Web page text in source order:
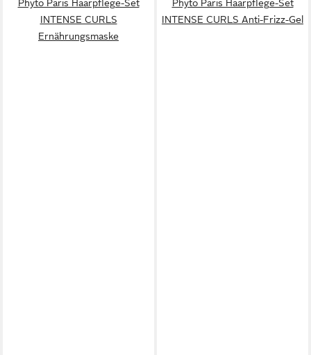
Phyto Paris Haarpflege-Set
INTENSE CURLS
Ernährungsmaske
Phyto Paris Haarpflege-Set
INTENSE CURLS Anti-Frizz-Gel